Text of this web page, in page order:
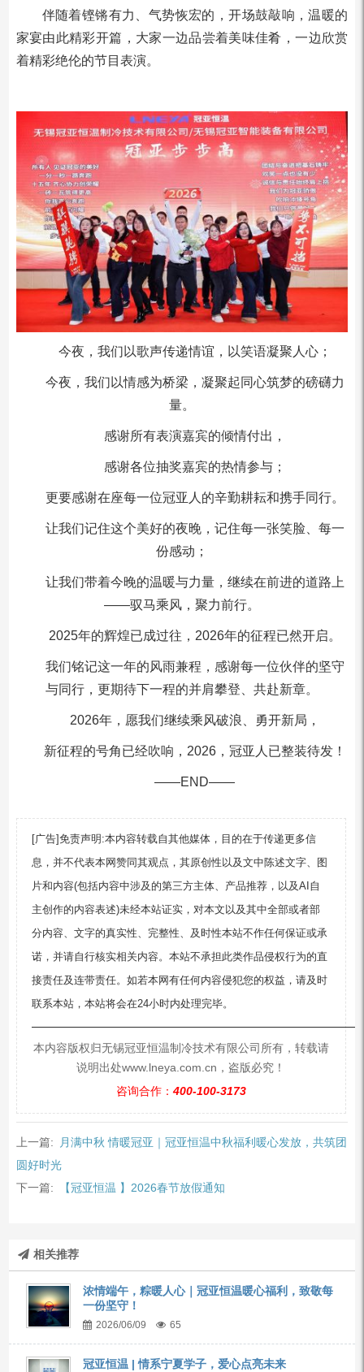
伴随着铿锵有力、气势恢宏的，开场鼓敲响，温暖的
家宴由此精彩开篇，大家一边品尝着美味佳肴，一边欣赏
着精彩绝伦的节目表演。
今夜，我们以歌声传递情谊，以笑语凝聚人心；
今夜，我们以情感为桥梁，凝聚起同心筑梦的磅礴力
量。
感谢所有表演嘉宾的倾情付出，
感谢各位抽奖嘉宾的热情参与；
更要感谢在座每一位冠亚人的辛勤耕耘和携手同行。
让我们记住这个美好的夜晚，记住每一张笑脸、每一
份感动；
让我们带着今晚的温暖与力量，继续在前进的道路上
——驭马乘风，聚力前行。
2025年的辉煌已成过往，2026年的征程已然开启。
我们铭记这一年的风雨兼程，感谢每一位伙伴的坚守
与同行，更期待下一程的并肩攀登、共赴新章。
2026年，愿我们继续乘风破浪、勇开新局，
新征程的号角已经吹响，2026，冠亚人已整装待发！
——END——
[广告]免责声明:本内容转载自其他媒体，目的在于传递更多信
息，并不代表本网赞同其观点，其原创性以及文中陈述文字、图
片和内容(包括内容中涉及的第三方主体、产品推荐，以及AI自
主创作的内容表述)未经本站证实，对本文以及其中全部或者部
分内容、文字的真实性、完整性、及时性本站不作任何保证或承
诺，并请自行核实相关内容。本站不承担此类作品侵权行为的直
接责任及连带责任。如若本网有任何内容侵犯您的权益，请及时
联系本站，本站将会在24小时内处理完毕。
本内容版权归无锡冠亚恒温制冷技术有限公司所有，转载请
说明出处www.lneya.com.cn，盗版必究！
咨询合作： 400-100-3173
上一篇:
月满中秋 情暖冠亚｜冠亚恒温中秋福利暖心发放，共筑团
圆好时光
下一篇:
【冠亚恒温 】2026春节放假通知
相关推荐
浓情端午，粽暖人心｜冠亚恒温暖心福利，致敬每
一份坚守！
2026/06/09 65
冠亚恒温 | 情系宁夏学子，爱心点亮未来